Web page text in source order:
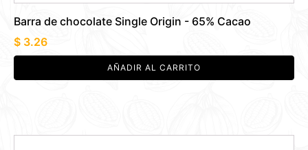
Barra de chocolate Single Origin - 65% Cacao
$ 3.26
AÑADIR AL CARRITO